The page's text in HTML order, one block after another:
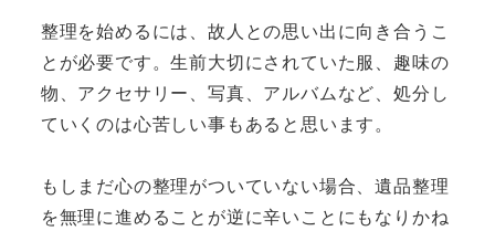
整理を始めるには、故人との思い出に向き合うこ
とが必要です。生前大切にされていた服、趣味の
物、アクセサリー、写真、アルバムなど、処分し
ていくのは心苦しい事もあると思います。
もしまだ心の整理がついていない場合、遺品整理
を無理に進めることが逆に辛いことにもなりかね